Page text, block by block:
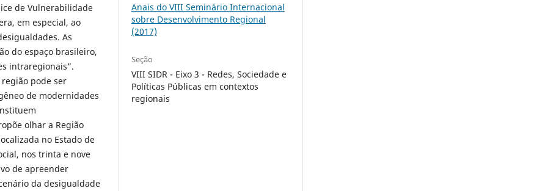
de Vulnerabilidade
em especial, ao
As
do espaço brasileiro,
intraregionais”.
pode ser
de modernidades
olhar a Região
no Estado de
nos trinta e nove
de apreender
da desigualdade
Anais do VIII Seminário Internacional
sobre Desenvolvimento Regional
(2017)
Seção
VIII SIDR - Eixo 3 - Redes, Sociedade e
Políticas Públicas em contextos
regionais